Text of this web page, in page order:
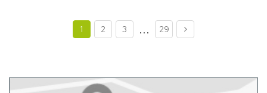
1 2 3 ... 29